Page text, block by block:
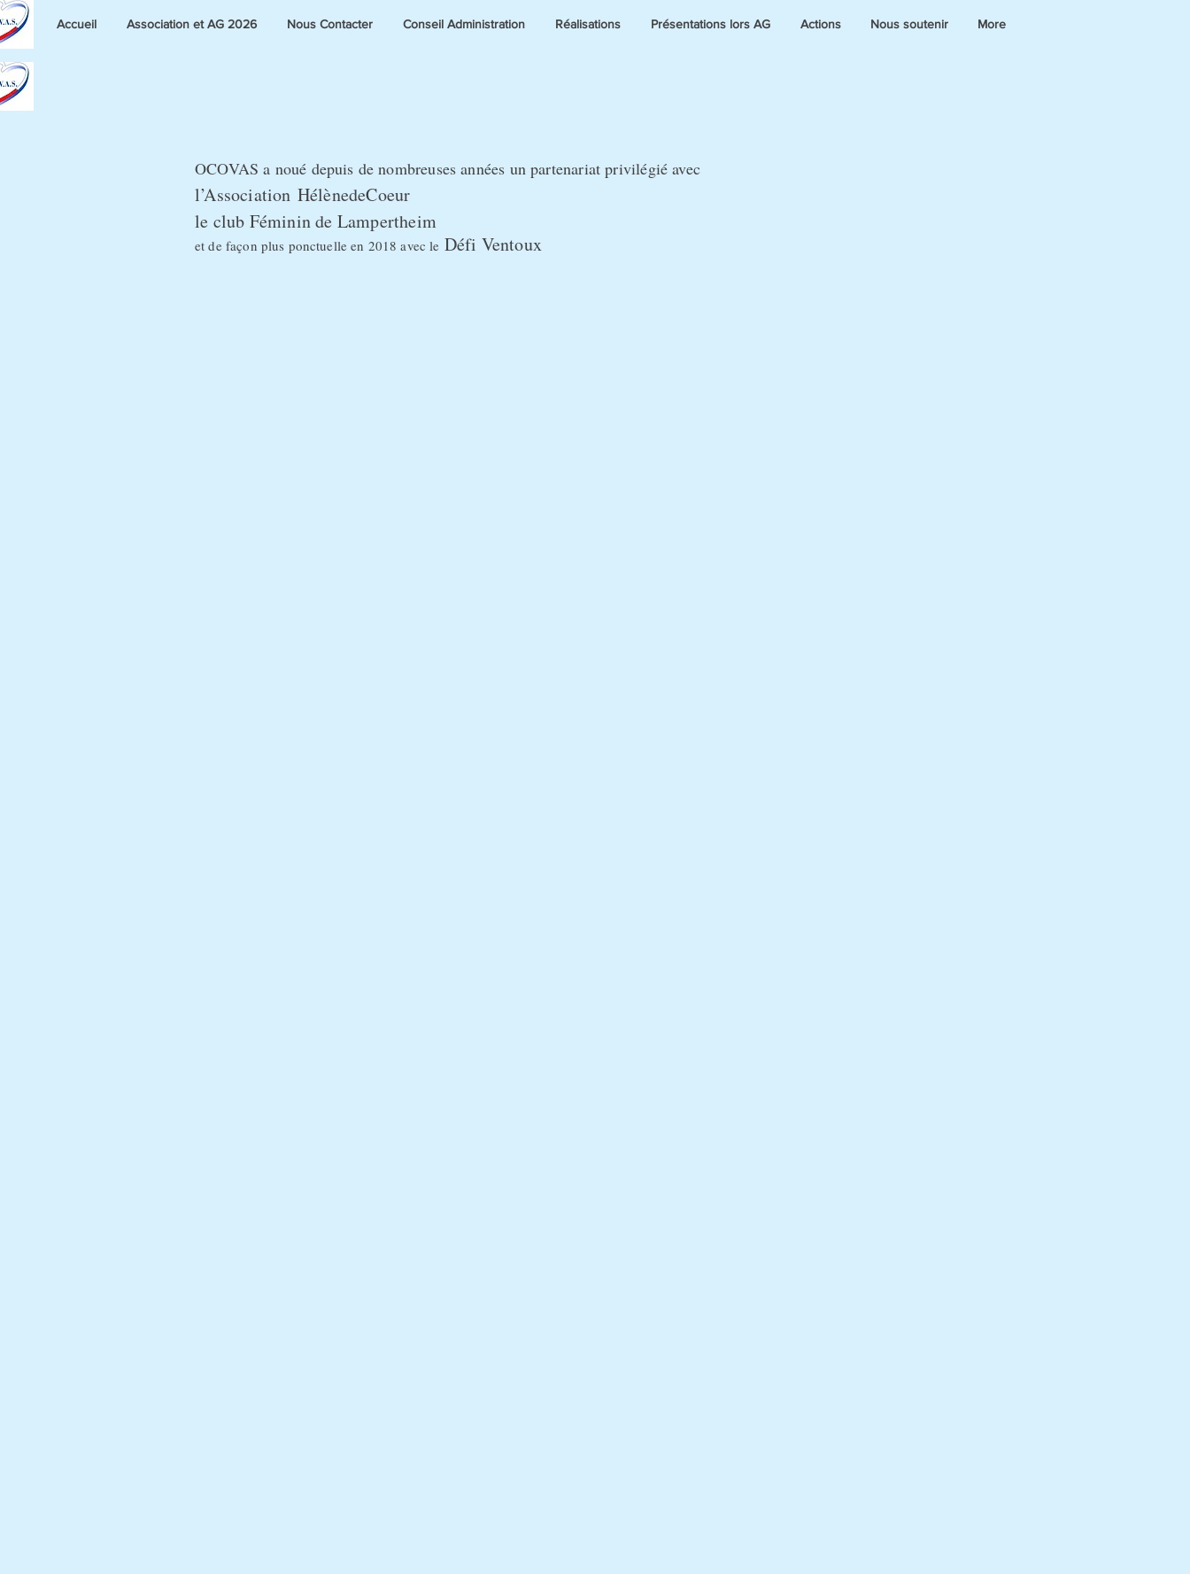
Accueil Association et AG 2026 Nous Contacter Conseil Administration Réalisations Présentations lors AG Actions Nous soutenir More
OCOVAS a noué depuis de nombreuses années un partenariat privilégié avec
l’Association HélènedeCoeur
le club Féminin de Lampertheim
et de façon plus ponctuelle en 2018 avec le Défi Ventoux